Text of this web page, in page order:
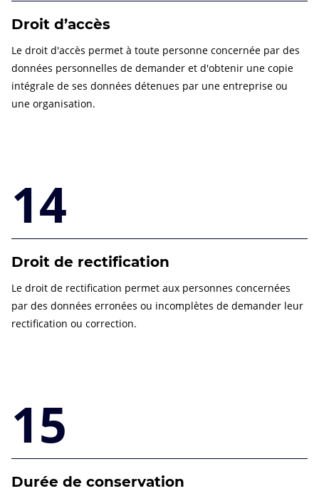
Droit d’accès
Le droit d'accès permet à toute personne concernée par des
données personnelles de demander et d'obtenir une copie
intégrale de ses données détenues par une entreprise ou
une organisation.
14
Droit de rectification
Le droit de rectification permet aux personnes concernées
par des données erronées ou incomplètes de demander leur
rectification ou correction.
15
Durée de conservation